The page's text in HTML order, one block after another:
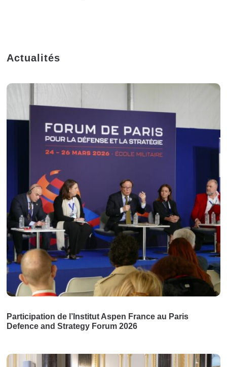
Actualités
Participation de l’Institut Aspen France au Paris
Defence and Strategy Forum 2026